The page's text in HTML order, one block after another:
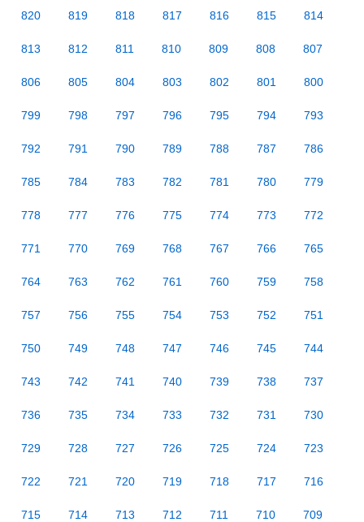
820 819 818 817 816 815 814
813 812 811 810 809 808 807
806 805 804 803 802 801 800
799 798 797 796 795 794 793
792 791 790 789 788 787 786
785 784 783 782 781 780 779
778 777 776 775 774 773 772
771 770 769 768 767 766 765
764 763 762 761 760 759 758
757 756 755 754 753 752 751
750 749 748 747 746 745 744
743 742 741 740 739 738 737
736 735 734 733 732 731 730
729 728 727 726 725 724 723
722 721 720 719 718 717 716
715 714 713 712 711 710 709